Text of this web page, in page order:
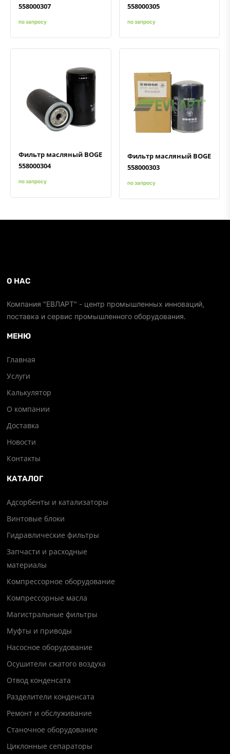
558000307
по запросу
558000305
по запросу
Быстрый просмотрДобавить к сравнению
Добавить в избранное
Фильтр масляный BOGE
558000304
по запросу
Быстрый просмотрДобавить к сравнению
Добавить в избранное
Фильтр масляный BOGE
558000303
по запросу
О НАС
Компания "ЕВЛАРТ" - центр промышленных инноваций,
поставка и сервис промышленного оборудования.
МЕНЮ
Главная
Услуги
Калькулятор
О компании
Доставка
Новости
Контакты
КАТАЛОГ
Адсорбенты и катализаторы
Винтовые блоки
Гидравлические фильтры
Запчасти и расходные
материалы
Компрессорное оборудование
Компрессорные масла
Магистральные фильтры
Муфты и приводы
Насосное оборудование
Осушители сжатого воздуха
Отвод конденсата
Разделители конденсата
Ремонт и обслуживание
Станочное оборудование
Циклонные сепараторы